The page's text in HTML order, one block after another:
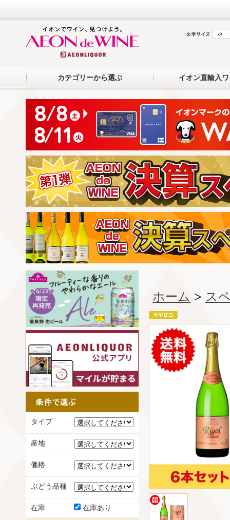
カテゴリーから選ぶ イオン直輸入
ホーム > ス
タイプ
産地
価格
ぶどう品種
在庫 在庫あり